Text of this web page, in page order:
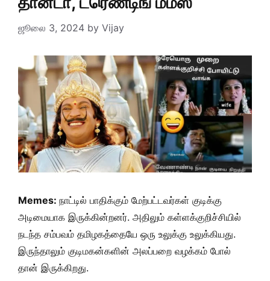
ஜூலை 3, 2024 by Vijay
Memes: நாட்டில் பாதிக்கும் மேற்பட்டவர்கள் குடிக்கு
அடிமையாக இருக்கின்றனர். அதிலும் கள்ளக்குறிச்சியில்
நடந்த சம்பவம் தமிழகத்தையே ஒரு உலுக்கு உலுக்கியது.
இருந்தாலும் குடிமகன்களின் அலப்பறை வழக்கம் போல்
தான் இருக்கிறது.